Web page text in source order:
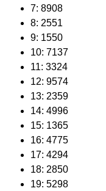
7: 8908
8: 2551
9: 1550
10: 7137
11: 3324
12: 9574
13: 2359
14: 4996
15: 1365
16: 4775
17: 4294
18: 2850
19: 5298